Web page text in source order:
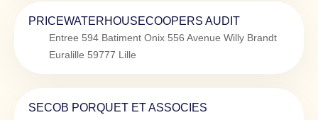
PRICEWATERHOUSECOOPERS AUDIT
Entree 594 Batiment Onix 556 Avenue Willy Brandt
Euralille 59777 Lille
SECOB PORQUET ET ASSOCIES